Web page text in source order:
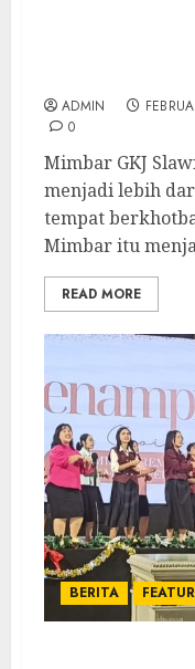
ADMIN
0
Mimbar GKJ
menjadi lebih
tempat
Mimbar itu
READ MORE
BERITA